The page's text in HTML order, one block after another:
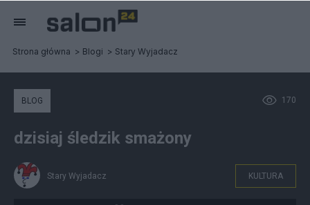
Strona główna Blogi Stary Wyjadacz
170
BLOG
dzisiaj śledzik smażony
Stary Wyjadacz KULTURA